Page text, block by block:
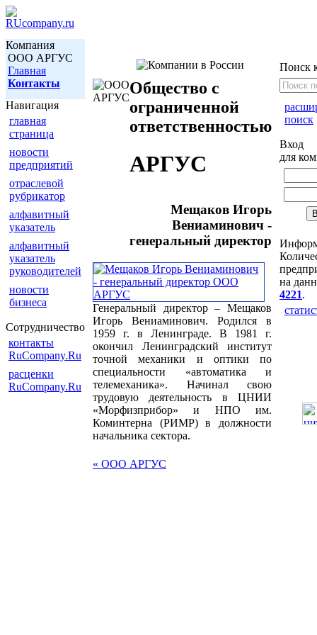
Компания
ООО АРГУС
Главная
Контакты
Навигация
главная
страница
новости
предприятий
отраслевой
рубрикатор
алфавитный
указатель
алфавитный
указатель
руководителей
новости
бизнеса
Сотрудничество
контакты
RuCompany.Ru
расценки
RuCompany.Ru
Общество с
ограниченной
ответственностью
АРГУС
Мещаков Игорь
Вениаминович -
генеральный директор
Генеральный директор – Мещаков
Игорь Вениаминович. Родился в
1959 г. в Ленинграде. В 1981 г.
окончил Ленинградский институт
точной механики и оптики по
специальности «автоматика и
телемеханика». Начинал свою
трудовую деятельность в ЦНИИ
«Морфизприбор» и НПО им.
Коминтерна (РИМР) в должности
начальника сектора.
« ООО АРГУС
Поиск
поиск
Вход
для
на
4221.